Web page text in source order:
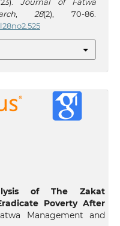
, 28(2), 70-86.
of The Zakat
Poverty After
Management and